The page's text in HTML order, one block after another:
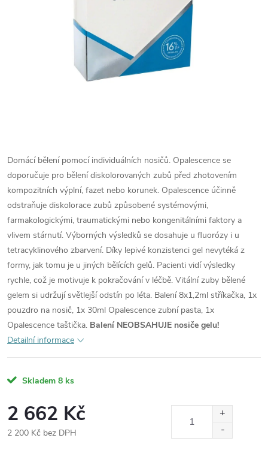
Domácí bělení pomocí individuálních nosičů. Opalescence se
doporučuje pro bělení diskolorovaných zubů před zhotovením
kompozitních výplní, fazet nebo korunek. Opalescence účinně
odstraňuje diskolorace zubů způsobené systémovými,
farmakologickými, traumatickými nebo kongenitálními faktory a
vlivem stárnutí. Výborných výsledků se dosahuje u fluorózy i u
tetracyklinového zbarvení. Díky lepivé konzistenci gel nevytéká z
formy, jak tomu je u jiných bělících gelů. Pacienti vidí výsledky
rychle, což je motivuje k pokračování v léčbě. Vitální zuby bělené
gelem si udržují světlejší odstín po léta. Balení 8x1,2ml stříkačka, 1x
pouzdro na nosič, 1x 30ml Opalescence zubní pasta, 1x
Opalescence taštička. Balení NEOBSAHUJE nosiče gelu!
Detailní informace
Skladem 8 ks
2 662 Kč
2 200 Kč bez DPH